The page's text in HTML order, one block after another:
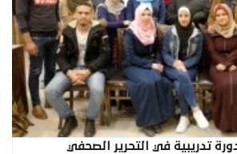
تدريبية في التحرير الصحفي